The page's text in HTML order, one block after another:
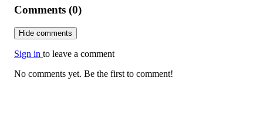
Comments (0)
Hide comments
Sign in to leave a comment
No comments yet. Be the first to comment!